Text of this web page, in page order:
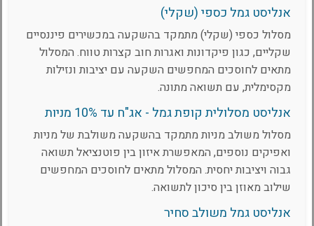
אנליסט גמל כספי (שקלי)
מסלול כספי (שקלי) מתמקד בהשקעה במכשירים פיננסיים
שקליים, כגון פיקדונות ואגרות חוב קצרות טווח. המסלול
מתאים לחוסכים המחפשים השקעה עם יציבות ונזילות
מקסימלית, עם תשואה מתונה.
אנליסט מסלולית קופת גמל - אג"ח עד 10% מניות
מסלול משולב מניות מתמקד בהשקעה משולבת של מניות
ואפיקים נוספים, המאפשרת איזון בין פוטנציאל תשואה
גבוה ויציבות יחסית. המסלול מתאים לחוסכים המחפשים
שילוב מאוזן בין סיכון לתשואה.
אנליסט גמל משולב סחיר